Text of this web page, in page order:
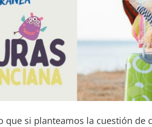
que si planteamos la cuestión de